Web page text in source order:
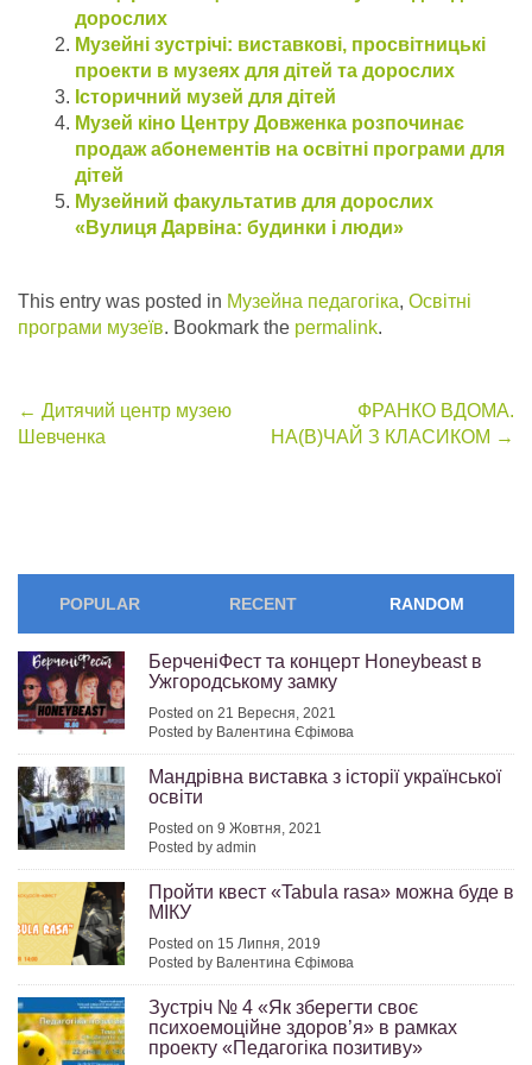
дорослих
Музейні зустрічі: виставкові, просвітницькі
проекти в музеях для дітей та дорослих
Історичний музей для дітей
Музей кіно Центру Довженка розпочинає
продаж абонементів на освітні програми для
дітей
Музейний факультатив для дорослих
«Вулиця Дарвіна: будинки і люди»
This entry was posted in Музейна педагогіка, Освітні
програми музеїв. Bookmark the permalink.
Post
← Дитячий центр музею
Шевченка
ФРАНКО ВДОМА.
НА(В)ЧАЙ З КЛАСИКОМ →
POPULAR RECENT RANDOM
БерченiФест та концерт Honeybeast в
Ужгородському замку
Posted on 21 Вересня, 2021
Posted by Валентина Єфімова
Мандрівна виставка з історії української
освіти
Posted on 9 Жовтня, 2021
Posted by admin
Пройти квест «Tabula rasa» можна буде в
МІКУ
Posted on 15 Липня, 2019
Posted by Валентина Єфімова
Зустріч № 4 «Як зберегти своє
психоемоційне здоров’я» в рамках
проекту «Педагогіка позитиву»